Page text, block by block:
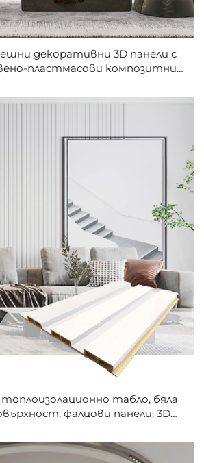
декоративни 3D панели с
пластмасови композитни
за стенни панели
табло, бяла
фалцови панели, 3D
вътрешни щори